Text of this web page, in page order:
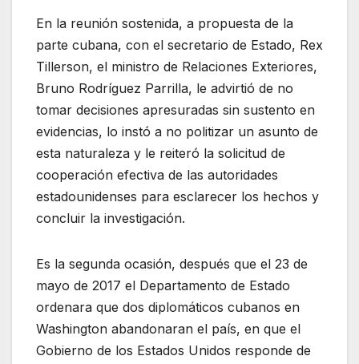
En la reunión sostenida, a propuesta de la
parte cubana, con el secretario de Estado, Rex
Tillerson, el ministro de Relaciones Exteriores,
Bruno Rodríguez Parrilla, le advirtió de no
tomar decisiones apresuradas sin sustento en
evidencias, lo instó a no politizar un asunto de
esta naturaleza y le reiteró la solicitud de
cooperación efectiva de las autoridades
estadounidenses para esclarecer los hechos y
concluir la investigación.
Es la segunda ocasión, después que el 23 de
mayo de 2017 el Departamento de Estado
ordenara que dos diplomáticos cubanos en
Washington abandonaran el país, en que el
Gobierno de los Estados Unidos responde de